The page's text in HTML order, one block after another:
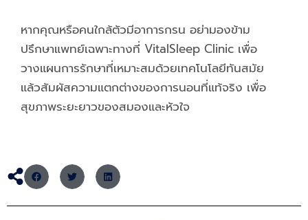
หากคุณหรือคนใกล้ตัวมีอาการกรน อย่ามองข้าม
ปรึกษาแพทย์เฉพาะทางที่ VitalSleep Clinic เพื่อ
วางแผนการรักษาที่เหมาะสมด้วยเทคโนโลยีทันสมัย
แล้วสัมผัสความแตกต่างของการนอนที่แท้จริง เพื่อ
สุขภาพระยะยาวของสมองและหัวใจ